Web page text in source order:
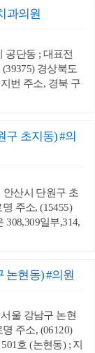
과의원
공단동 ; 대표전
경상북도
번 주소, 경북 구
구 초지동) #의
안산시 단원구 초
주소, (15455)
308,309일부,314,
논현동) #의원
울 강남구 논현
주소, (06120)
호 (논현동) ; 지